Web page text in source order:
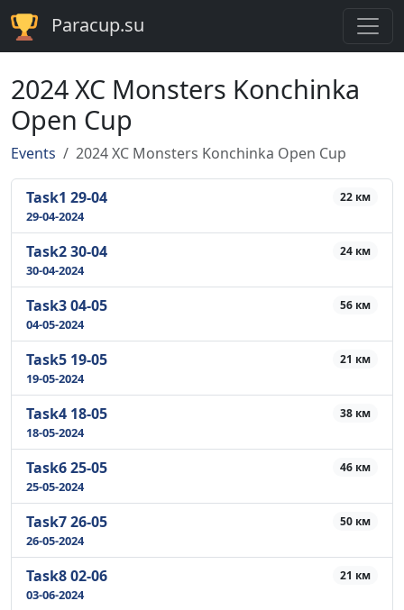
Paracup.su
2024 XC Monsters Konchinka
Open Cup
Events 2024 XC Monsters Konchinka Open Cup
Task1 29-04 22 км
29-04-2024
Task2 30-04 24 км
30-04-2024
Task3 04-05 56 км
04-05-2024
Task5 19-05 21 км
19-05-2024
Task4 18-05 38 км
18-05-2024
Task6 25-05 46 км
25-05-2024
Task7 26-05 50 км
26-05-2024
Task8 02-06 21 км
03-06-2024